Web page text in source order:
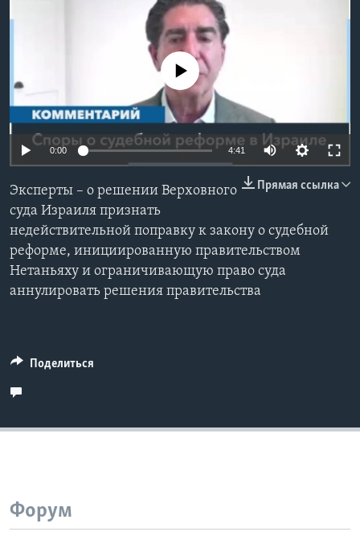
Языки
No media source currently available
0:00 4:41
Прямая ссылка
Эксперты – о решении Верховного
суда Израиля признать
недействительной поправку к закону о судебной
реформе, инициированную правительством
Нетаньяху и ограничивающую право суда
аннулировать решения правительства
Поделиться
Форум